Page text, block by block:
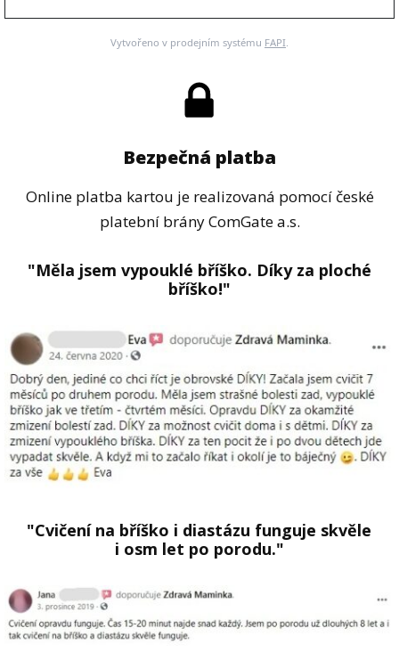
Vytvořeno v prodejním systému FAPI.
Bezpečná platba
Online platba kartou je realizovaná pomocí české
platební brány ComGate a.s.
"Měla jsem vypouklé bříško. Díky za ploché
bříško!"
"Cvičení na bříško i diastázu funguje skvěle
i osm let po porodu."